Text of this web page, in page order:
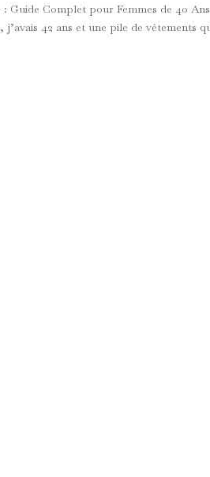
Guide Complet pour Femmes de 40
42 ans et une pile de vêtements